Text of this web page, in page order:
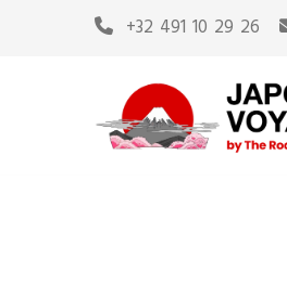
+32 491 10 29 26